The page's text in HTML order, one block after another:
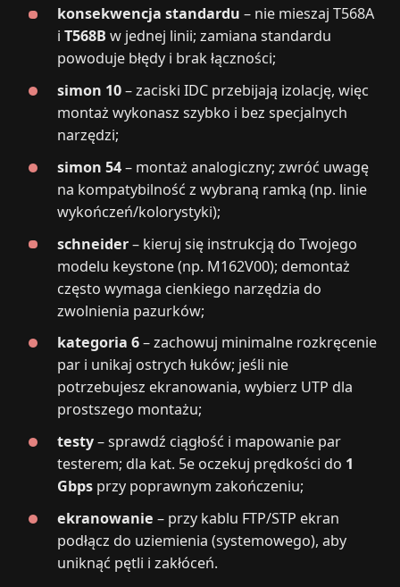
konsekwencja standardu – nie mieszaj T568A
iT568B w jednej linii; zamiana standardu
powoduje błędy i brak łączności;
simon 10– zaciski IDC przebijają izolację, więc
montaż wykonasz szybko i bez specjalnych
narzędzi;
simon 54– montaż analogiczny; zwróć uwagę
na kompatybilność z wybraną ramką (np. linie
wykończeń/kolorystyki);
schneider– kieruj się instrukcją do Twojego
modelu keystone (np. M162V00); demontaż
często wymaga cienkiego narzędzia do
zwolnienia pazurków;
kategoria 6– zachowuj minimalne rozkręcenie
par i unikaj ostrych łuków; jeśli nie
potrzebujesz ekranowania, wybierz UTP dla
prostszego montażu;
testy– sprawdź ciągłość i mapowanie par
testerem; dla kat. 5e oczekuj prędkości do 1
Gbps przy poprawnym zakończeniu;
ekranowanie – przy kablu FTP/STP ekran
podłącz do uziemienia (systemowego), aby
uniknąć pętli i zakłóceń.